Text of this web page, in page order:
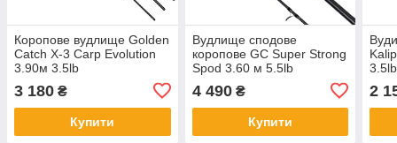
Коропове вудлище Golden
Catch X-3 Carp Evolution
3.90м 3.5lb
3 180 ₴
Купити
Вудлище сподове
коропове GC Super Strong
Spod 3.60 м 5.5lb
4 490₴
Купити
3.5lb
2